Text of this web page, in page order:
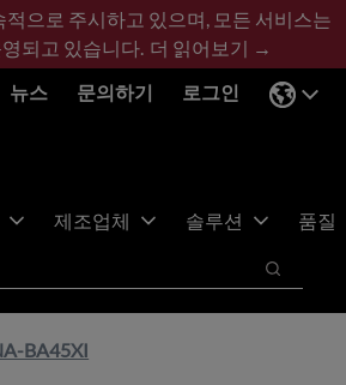
으로 주시하고 있으며, 모든 서비스는
되고 있습니다. 더 읽어보기 →
뉴스
문의하기 로그인
제조업체 솔루션
품질
검색
BA45XI